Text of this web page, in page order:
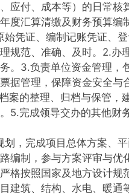
应付、成本等）的日常核
度汇算清缴及财务预算编
始凭证、编制记账凭证、
规范、准确、及时。2.办
。3.负责单位资金管理，
据管理，保障资金安全与
案的整理、归档与保管，
5.完成领导交办的其他财
，完成项目总体方案、平
编制，参与方案评审与优
格按照国家及地方设计规
建筑、结构、水电、暖通